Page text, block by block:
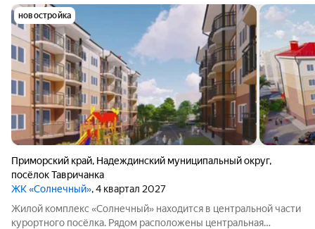
новостройка
Приморский край, Надеждинский муниципальный округ,
посёлок Тавричанка
ЖК «Солнечный», 4 квартал 2027
Жилой комплекс «Солнечный» находится в центральной части
курортного посёлка. Рядом расположены центральная